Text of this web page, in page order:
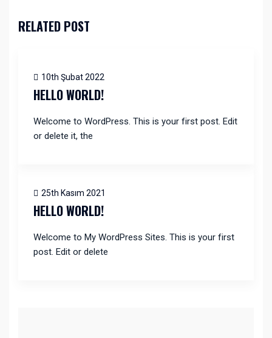
RELATED POST
10th Şubat 2022
HELLO WORLD!
Welcome to WordPress. This is your first post. Edit
or delete it, the
25th Kasım 2021
HELLO WORLD!
Welcome to My WordPress Sites. This is your first
post. Edit or delete